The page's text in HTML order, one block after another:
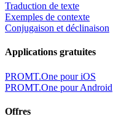
Traduction de texte
Exemples de contexte
Conjugaison et déclinaison
Applications gratuites
PROMT.One pour iOS
PROMT.One pour Android
Offres